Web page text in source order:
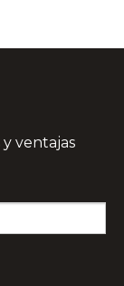
ventajas